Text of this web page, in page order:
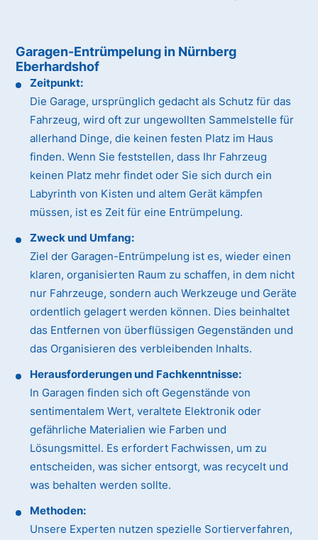
Garagen-Entrümpelung in Nürnberg
Eberhardshof
Zeitpunkt:
Die Garage, ursprünglich gedacht als Schutz für das
Fahrzeug, wird oft zur ungewollten Sammelstelle für
allerhand Dinge, die keinen festen Platz im Haus
finden. Wenn Sie feststellen, dass Ihr Fahrzeug
keinen Platz mehr findet oder Sie sich durch ein
Labyrinth von Kisten und altem Gerät kämpfen
müssen, ist es Zeit für eine Entrümpelung.
Zweck und Umfang:
Ziel der Garagen-Entrümpelung ist es, wieder einen
klaren, organisierten Raum zu schaffen, in dem nicht
nur Fahrzeuge, sondern auch Werkzeuge und Geräte
ordentlich gelagert werden können. Dies beinhaltet
das Entfernen von überflüssigen Gegenständen und
das Organisieren des verbleibenden Inhalts.
Herausforderungen und Fachkenntnisse:
In Garagen finden sich oft Gegenstände von
sentimentalem Wert, veraltete Elektronik oder
gefährliche Materialien wie Farben und
Lösungsmittel. Es erfordert Fachwissen, um zu
entscheiden, was sicher entsorgt, was recycelt und
was behalten werden sollte.
Methoden:
Unsere Experten nutzen spezielle Sortierverfahren,